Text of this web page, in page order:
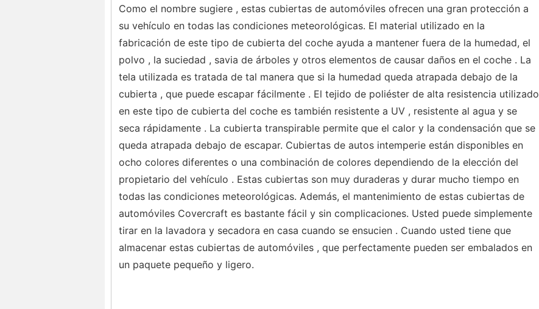
Como el nombre sugiere , estas cubiertas de automóviles ofrecen una gran protección a
su vehículo en todas las condiciones meteorológicas. El material utilizado en la
fabricación de este tipo de cubierta del coche ayuda a mantener fuera de la humedad, el
polvo , la suciedad , savia de árboles y otros elementos de causar daños en el coche . La
tela utilizada es tratada de tal manera que si la humedad queda atrapada debajo de la
cubierta , que puede escapar fácilmente . El tejido de poliéster de alta resistencia utilizado
en este tipo de cubierta del coche es también resistente a UV , resistente al agua y se
seca rápidamente . La cubierta transpirable permite que el calor y la condensación que se
queda atrapada debajo de escapar. Cubiertas de autos intemperie están disponibles en
ocho colores diferentes o una combinación de colores dependiendo de la elección del
propietario del vehículo . Estas cubiertas son muy duraderas y durar mucho tiempo en
todas las condiciones meteorológicas. Además, el mantenimiento de estas cubiertas de
automóviles Covercraft es bastante fácil y sin complicaciones. Usted puede simplemente
tirar en la lavadora y secadora en casa cuando se ensucien . Cuando usted tiene que
almacenar estas cubiertas de automóviles , que perfectamente pueden ser embalados en
un paquete pequeño y ligero.